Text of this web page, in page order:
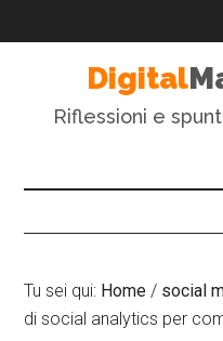
Digital
Riflessioni e
Tu sei qui: Home / social
di social analytics per